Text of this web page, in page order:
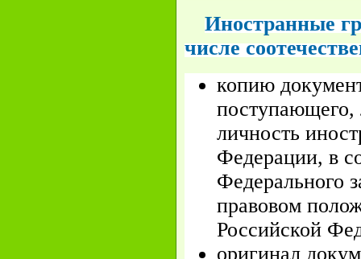
Иностранные
числе
копию
поступающего,
личность
Федерации, в
Федерального
правовом
Российской
оригинал